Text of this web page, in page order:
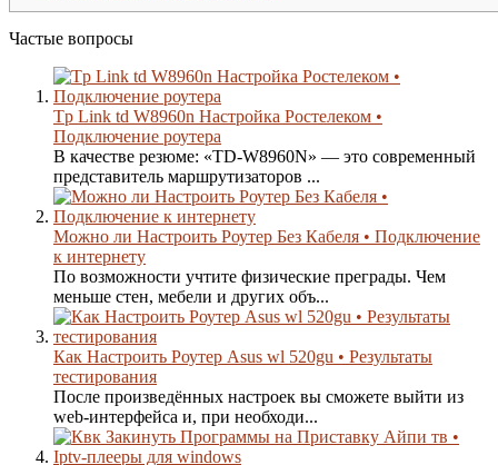
Частые вопросы
Tp Link td W8960n Настройка Ростелеком •
Подключение роутера
В качестве резюме: «TD-W8960N» — это современный
представитель маршрутизаторов ...
Можно ли Настроить Роутер Без Кабеля • Подключение
к интернету
По возможности учтите физические преграды. Чем
меньше стен, мебели и других объ...
Как Настроить Роутер Asus wl 520gu • Результаты
тестирования
После произведённых настроек вы сможете выйти из
web-интерфейса и, при необходи...